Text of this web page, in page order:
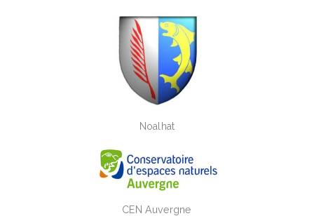
Noalhat
CEN Auvergne